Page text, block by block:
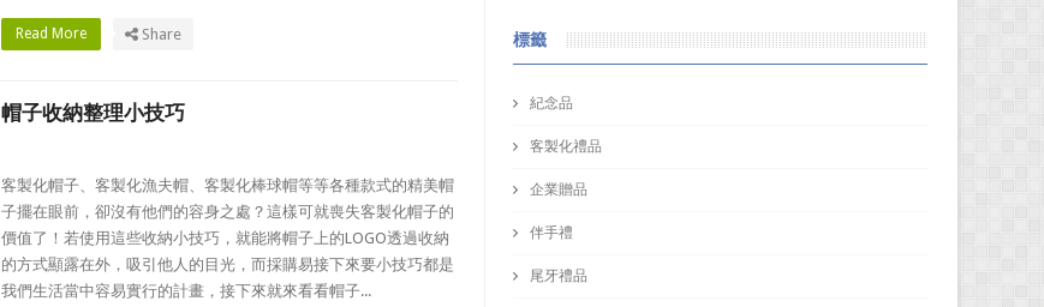
Read More Share
帽子收納整理小技巧
客製化帽子、客製化漁夫帽、客製化棒球帽等等各種款式的精美帽
子擺在眼前，卻沒有他們的容身之處？這樣可就喪失客製化帽子的
價值了！若使用這些收納小技巧，就能將帽子上的LOGO透過收納
的方式顯露在外，吸引他人的目光，而採購易接下來要小技巧都是
我們生活當中容易實行的計畫，接下來就來看看帽子...
勢、先天促量的產品設計等因素都有可能造成使用時的隱性
傷害！ 但若現在開始採用對身體較為輕鬆的後背包即可早日
拯救身體的脊椎。可將...
標籤
紀念品
客製化禮品
企業贈品
伴手禮
尾牙禮品